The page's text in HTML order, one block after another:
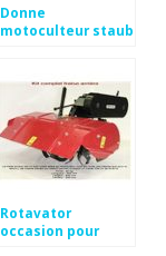
Donne
motoculteur staub
Rotavator
occasion pour